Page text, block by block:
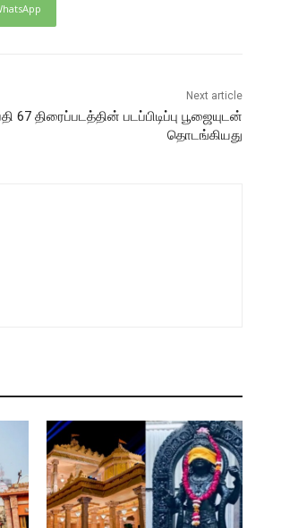
Next article
67 திரைப்படத்தின் படப்பிடிப்பு பூஜையுடன்
தொடங்கியது